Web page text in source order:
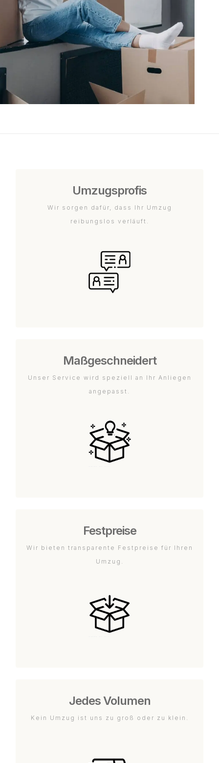
Umzugsprofis
Wir sorgen dafür, dass Ihr Umzug
reibungslos verläuft.
Maßgeschneidert
Unser Service wird speziell an Ihr Anliegen
angepasst.
Festpreise
Wir bieten transparente Festpreise für Ihren
Umzug.
Jedes Volumen
Kein Umzug ist uns zu groß oder zu klein.